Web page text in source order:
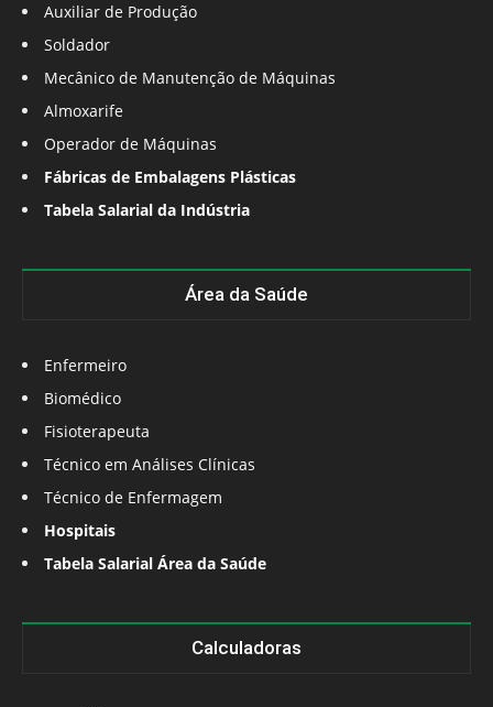
Auxiliar de Produção
Soldador
Mecânico de Manutenção de Máquinas
Almoxarife
Operador de Máquinas
Fábricas de Embalagens Plásticas
Tabela Salarial da Indústria
Área da Saúde
Enfermeiro
Biomédico
Fisioterapeuta
Técnico em Análises Clínicas
Técnico de Enfermagem
Hospitais
Tabela Salarial Área da Saúde
Calculadoras